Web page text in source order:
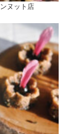
ヌット店